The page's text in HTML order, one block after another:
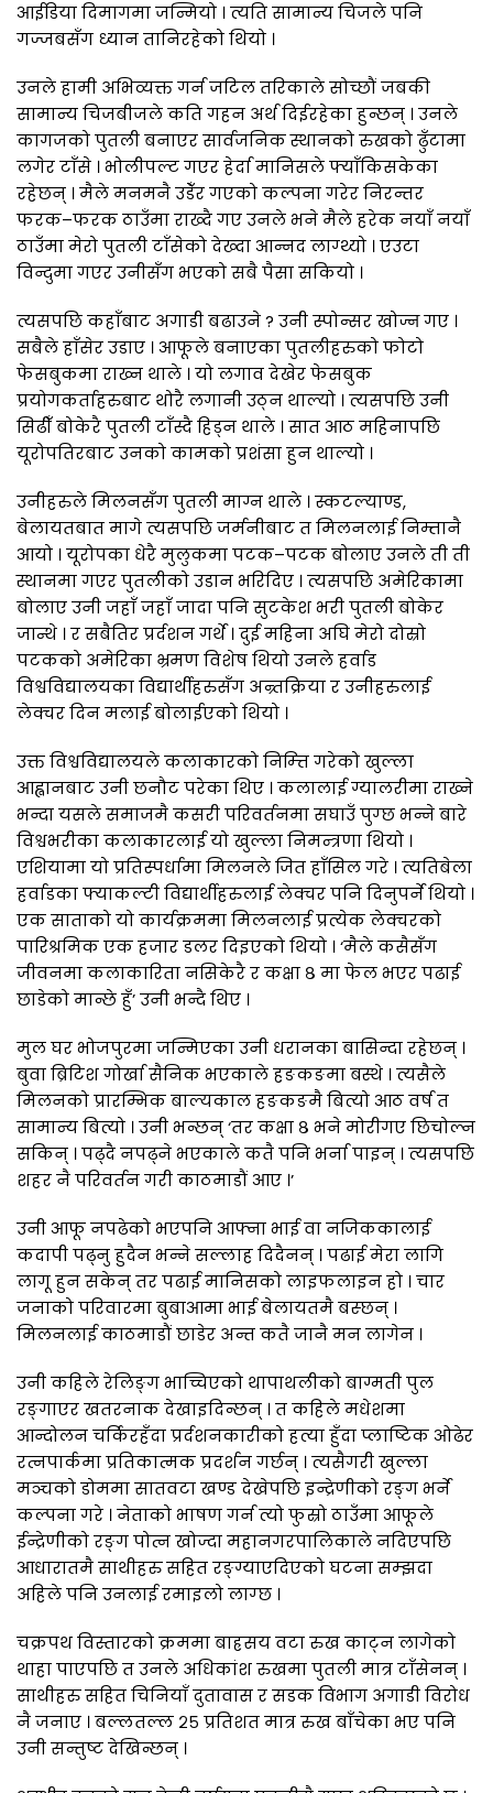
आईडिया दिमागमा जन्मियो । त्यति सामान्य चिजले पनि
गज्जबसँग ध्यान तानिरहेको थियो ।
उनले हामी अभिव्यक्त गर्न जटिल तरिकाले सोच्छौं जबकी
सामान्य चिजबीजले कति गहन अर्थ दिईरहेका हुन्छन् । उनले
कागजको पुतली बनाएर सार्वजनिक स्थानको रुखको ढुँटामा
लगेर टाँसे । भोलीपल्ट गएर हेर्दा मानिसले फ्याँकिसकेका
रहेछन् । मैले मनमनै उडेँर गएको कल्पना गरेर निरन्तर
फरक–फरक ठाउँमा राख्दै गए उनले भने मैले हरेक नयाँ नयाँ
ठाउँमा मेरो पुतली टाँसेको देख्दा आन्नद लाग्थ्यो । एउटा
विन्दुमा गएर उनीसँग भएको सबै पैसा सकियो ।
त्यसपछि कहाँबाट अगाडी बढाउने ? उनी स्पोन्सर खोज्न गए ।
सबैले हाँसेर उडाए । आफूले बनाएका पुतलीहरुको फोटो
फेसबुकमा राख्न थाले । यो लगाव देखेर फेसबुक
प्रयोगकर्ताहरुबाट थोरै लगानी उठ्न थाल्यो । त्यसपछि उनी
सिढीँ बोकेरै पुतली टाँस्दै हिड्न थाले । सात आठ महिनापछि
यूरोपतिरबाट उनको कामको प्रशंसा हुन थाल्यो ।
उनीहरुले मिलनसँग पुतली माग्न थाले । स्कटल्याण्ड,
बेलायतबात मागे त्यसपछि जर्मनीबाट त मिलनलाई निम्तानै
आयो । यूरोपका धेरै मुलुकमा पटक–पटक बोलाए उनले ती ती
स्थानमा गएर पुतलीको उडान भरिदिए । त्यसपछि अमेरिकामा
बोलाए उनी जहाँ जहाँ जादा पनि सुटकेश भरी पुतली बोकेर
जान्थे । र सबैतिर प्रर्दशन गर्थे । दुई महिना अघि मेरो दोस्रो
पटकको अमेरिका भ्रमण विशेष थियो उनले हर्वाड
विश्वविद्यालयका विद्यार्थीहरुसँग अन्र्तक्रिया र उनीहरुलाई
लेक्चर दिन मलाई बोलाईएको थियो ।
उक्त विश्वविद्यालयले कलाकारको निम्त्ति गरेको खुल्ला
आह्वानबाट उनी छनौट परेका थिए । कलालाई ग्यालरीमा राख्ने
भन्दा यसले समाजमै कसरी परिवर्तनमा सघाउँ पुग्छ भन्ने बारे
विश्वभरीका कलाकारलाई यो खुल्ला निमन्त्रणा थियो ।
एशियामा यो प्रतिस्पर्धामा मिलनले जित हाँसिल गरे । त्यतिबेला
हर्वाडका फ्याकल्टी विद्यार्थीहरुलाई लेक्चर पनि दिनुपर्ने थियो ।
एक साताको यो कार्यक्रममा मिलनलाई प्रत्येक लेक्चरको
पारिश्रमिक एक हजार डलर दिइएको थियो । ‘मैले कसैसँग
जीवनमा कलाकारिता नसिकेरै र कक्षा ८ मा फेल भएर पढाई
छाडेको मान्छे हुँ’ उनी भन्दै थिए ।
मुल घर भोजपुरमा जन्मिएका उनी धरानका बासिन्दा रहेछन् ।
बुवा ब्रिटिश गोर्खा सैनिक भएकाले हङकङमा बस्थे । त्यसैले
मिलनको प्रारम्भिक बाल्यकाल हङकङमै बित्यो आठ वर्ष त
सामान्य बित्यो । उनी भन्छन् ‘तर कक्षा ८ भने मोरीगए छिचोल्न
सकिन् । पढ्दै नपढ्ने भएकाले कतै पनि भर्ना पाइन् । त्यसपछि
शहर नै परिवर्तन गरी काठमाडौं आए ।’
उनी आफू नपढेको भएपनि आफ्ना भाई वा नजिककालाई
कदापी पढ्नु हुदैन भन्ने सल्लाह दिदैनन् । पढाई मेरा लागि
लागू हुन सकेन् तर पढाई मानिसको लाइफलाइन हो । चार
जनाको परिवारमा बुबाआमा भाई बेलायतमै बस्छन् ।
मिलनलाई काठमाडौं छाडेर अन्त कतै जानै मन लागेन ।
उनी कहिले रेलिङ्ग भाच्चिएको थापाथलीको बाग्मती पुल
रङ्गाएर खतरनाक देखाइदिन्छन् । त कहिले मधेशमा
आन्दोलन चर्किरहँदा प्रर्दशनकारीको हत्या हुँदा प्लाष्टिक ओढेर
रत्नपार्कमा प्रतिकात्मक प्रदर्शन गर्छन् । त्यसैगरी खुल्ला
मञ्चको डोममा सातवटा खण्ड देखेपछि इन्द्रेणीको रङ्ग भर्ने
कल्पना गरे । नेताको भाषण गर्न त्यो फुस्रो ठाउँमा आफूले
ईन्द्रेणीको रङ्ग पोत्न खोज्दा महानगरपालिकाले नदिएपछि
आधारातमै साथीहरु सहित रङ्ग्याएदिएको घटना सम्झदा
अहिले पनि उनलाई रमाइलो लाग्छ ।
चक्रपथ विस्तारको क्रममा बाह्रसय वटा रुख काट्न लागेको
थाहा पाएपछि त उनले अधिकांश रुखमा पुतली मात्र टाँसेनन् ।
साथीहरु सहित चिनियाँ दुतावास र सडक विभाग अगाडी विरोध
नै जनाए । बल्लतल्ल २५ प्रतिशत मात्र रुख बाँचेका भए पनि
उनी सन्तुष्ट देखिन्छन् ।